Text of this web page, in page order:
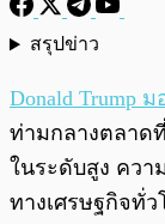
สรุปข่าว
Donald Trump
ท่ามกลางตลาด
ในระดับสูง ควา
ทางเศรษฐกิจทั่